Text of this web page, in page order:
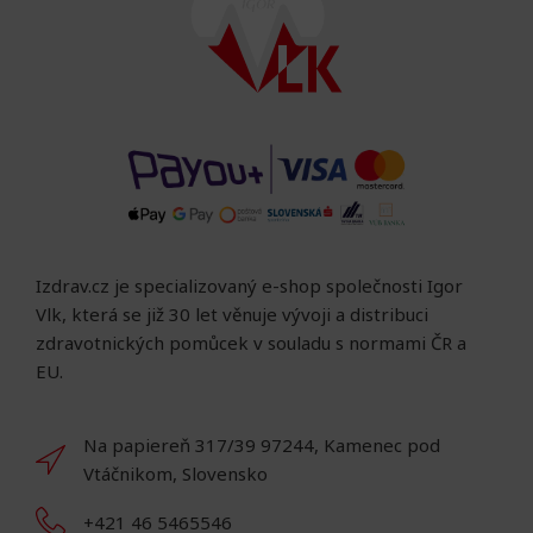
Izdrav.cz je specializovaný e-shop společnosti Igor
Vlk, která se již 30 let věnuje vývoji a distribuci
zdravotnických pomůcek v souladu s normami ČR a
EU.
Na papiereň 317/39 97244, Kamenec pod
Vtáčnikom, Slovensko
+421 46 5465546